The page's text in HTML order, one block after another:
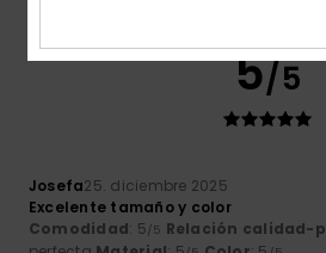
5/5
Josefa25. diciembre 2025
Excelente tamaño y color
Comodidad: 5/5 Relación calidad-